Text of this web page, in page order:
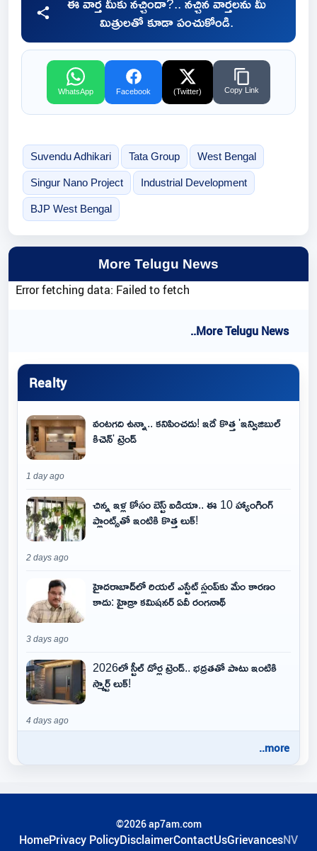
మిత్రులతో కూడా పంచుకోండి.
WhatsApp Facebook (Twitter) Copy Link
Suvendu Adhikari Tata Group West Bengal
Singur Nano Project Industrial Development
BJP West Bengal
More Telugu News
Error fetching data: Failed to fetch
..More Telugu News
Realty
వంటగది ఉన్నా.. కనిపించదు! ఇదే కొత్త 'ఇన్విజిబుల్
కిచెన్' ట్రెండ్
1 day ago
చిన్న ఇళ్ల కోసం బెస్ట్ ఐడియా.. ఈ 10 హ్యాంగింగ్
ప్లాంట్స్‌తో ఇంటికి కొత్త లుక్!
2 days ago
హైదరాబాద్‌లో రియల్ ఎస్టేట్ స్లంప్‌కు మేం కారణం
కాదు: హైడ్రా కమిషనర్ ఏవీ రంగనాథ్
3 days ago
2026లో స్టీల్ డోర్ల ట్రెండ్.. భద్రతతో పాటు ఇంటికి
స్మార్ట్ లుక్!
4 days ago
..more
©2026 ap7am.com
HomePrivacy PolicyDisclaimerContactUsGrievancesNV